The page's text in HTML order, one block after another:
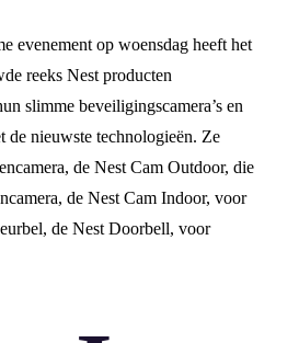
evenement op woensdag heeft het
reeks Nest producten
slimme beveiligingscamera’s en
de nieuwste technologieën. Ze
de Nest Cam Outdoor, die
de Nest Cam Indoor, voor
de Nest Doorbell, voor